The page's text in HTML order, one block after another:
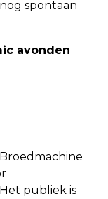
spontaan
avonden
publiek is